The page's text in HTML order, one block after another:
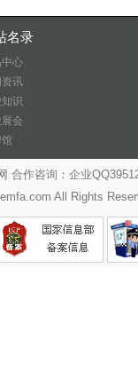
名录
中心
资讯
识
会
合作咨询：企业
All Rights